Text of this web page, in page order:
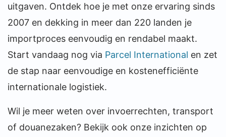
uitgaven. Ontdek hoe je met onze ervaring sinds
2007 en dekking in meer dan 220 landen je
importproces eenvoudig en rendabel maakt.
Start vandaag nog via Parcel International en zet
de stap naar eenvoudige en kostenefficiënte
internationale logistiek.
Wil je meer weten over invoerrechten, transport
of douanezaken? Bekijk ook onze inzichten op